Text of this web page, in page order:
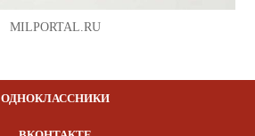
MILPORTAL.RU
ОДНОКЛАССНИКИ